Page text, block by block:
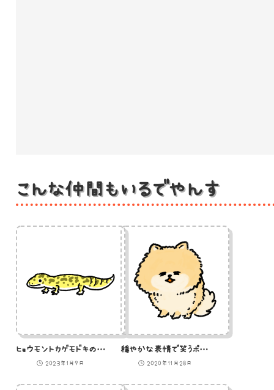
こんな仲間もいるでやんす
ヒョウモントカゲモドキのイラスト
2023年1月9日
穏やかな表情で笑うポメラニアンのイラスト
2020年11月28日